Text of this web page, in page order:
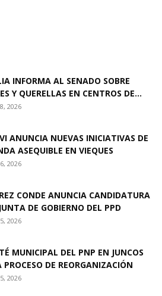
INFORMA AL SENADO SOBRE
Y QUERELLAS EN CENTROS DE...
2026
ANUNCIA NUEVAS INICIATIVAS DE
ASEQUIBLE EN VIEQUES
2026
CONDE ANUNCIA CANDIDATURA
DE GOBIERNO DEL PPD
2026
MUNICIPAL DEL PNP EN JUNCOS
PROCESO DE REORGANIZACIÓN
2026